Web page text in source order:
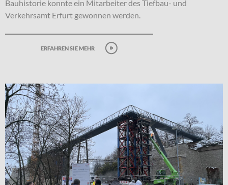
Bauhistorie konnte ein Mitarbeiter des Tiefbau- und
Verkehrsamt Erfurt gewonnen werden.
erfahren sie mehr